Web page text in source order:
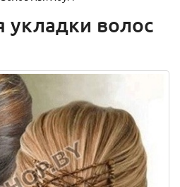
укладки волос